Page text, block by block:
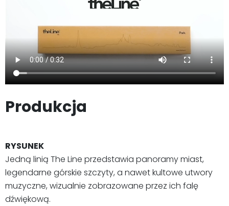
Produkcja
RYSUNEK
Jedną linią The Line przedstawia panoramy miast,
legendarne górskie szczyty, a nawet kultowe utwory
muzyczne, wizualnie zobrazowane przez ich falę
dźwiękową.